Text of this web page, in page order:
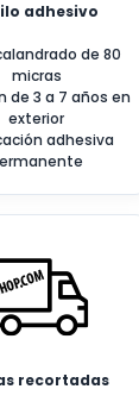
adhesivo
de 80
micras
de 3 a 7 años en
exterior
adhesiva
recortadas